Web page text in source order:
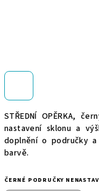
STŘEDNÍ OPĚRKA,
nastavení sklonu a
doplnění o područky
barvě.
ČERNÉ PODRUČKY